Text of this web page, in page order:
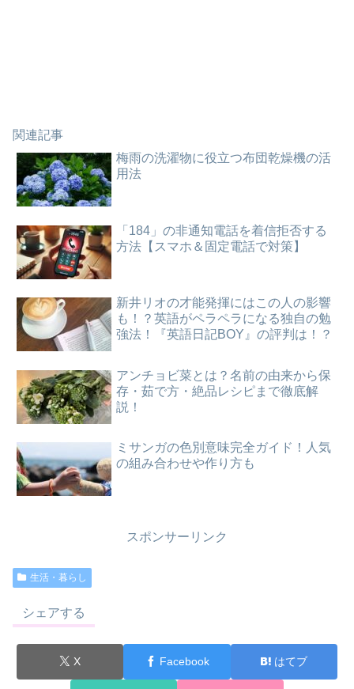
関連記事
梅雨の洗濯物に役立つ布団乾燥機の活
用法
「184」の非通知電話を着信拒否する
方法【スマホ＆固定電話で対策】
新井リオの才能発揮にはこの人の影響
も！？英語がペラペラになる独自の勉
強法！『英語日記BOY』の評判は！？
アンチョビ菜とは？名前の由来から保
存・茹で方・絶品レシピまで徹底解
説！
ミサンガの色別意味完全ガイド！人気
の組み合わせや作り方も
スポンサーリンク
生活・暮らし
シェアする
X Facebook はてブ